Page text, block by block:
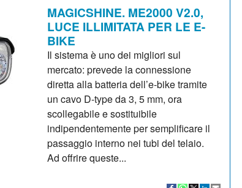
MAGICSHINE. ME2000 V2.0,
LUCE ILLIMITATA PER LE E-
BIKE
Il sistema è uno dei migliori sul
mercato: prevede la connessione
diretta alla batteria dell’e-bike tramite
un cavo D-type da 3, 5 mm, ora
scollegabile e sostituibile
indipendentemente per semplificare il
passaggio interno nei tubi del telaio.
Ad offrire queste...